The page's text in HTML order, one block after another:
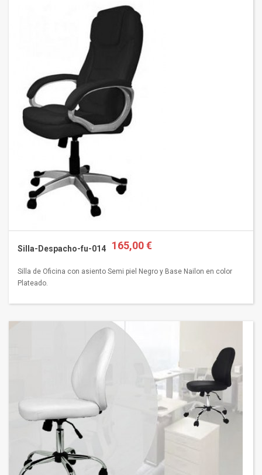
Silla-Despacho-fu-014 165,00 €
Silla de Oficina con asiento Semi piel Negro y Base Nailon en color
Plateado.